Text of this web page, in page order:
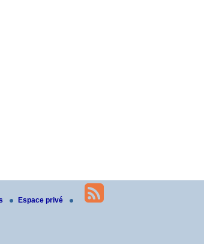
Espace privé